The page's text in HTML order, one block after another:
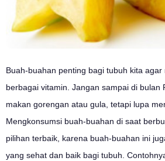
Buah-buahan penting bagi tubuh kita
berbagai vitamin. Jangan sampai di bulan
makan gorengan atau gula, tetapi lupa
Mengkonsumsi buah-buahan di saat
pilihan terbaik, karena buah-buahan ini
yang sehat dan baik bagi tubuh.